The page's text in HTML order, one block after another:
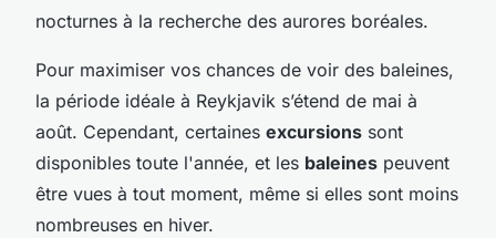
nocturnes à la recherche des aurores boréales.
Pour maximiser vos chances de voir des baleines,
la période idéale à Reykjavik s’étend de mai à
août. Cependant, certaines excursions sont
disponibles toute l'année, et les baleines peuvent
être vues à tout moment, même si elles sont moins
nombreuses en hiver.